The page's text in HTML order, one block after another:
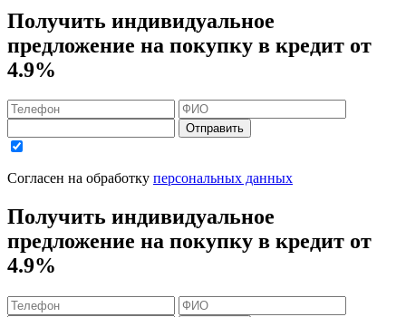
Получить индивидуальное
предложение на покупку в кредит от
4.9%
Отправить
Согласен на обработку персональных данных
Получить индивидуальное
предложение на покупку в кредит от
4.9%